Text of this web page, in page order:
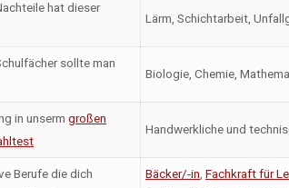
hat dieser
Lärm, Schichtarbeit,
sollte man
Biologie, Chemie,
in unserm großen
Handwerkliche und
Berufe die dich
Bäcker/-in Fachkraft für